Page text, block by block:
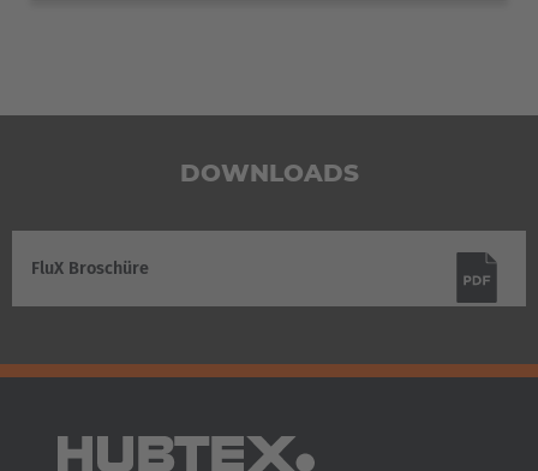
DOWNLOADS
FluX Broschüre